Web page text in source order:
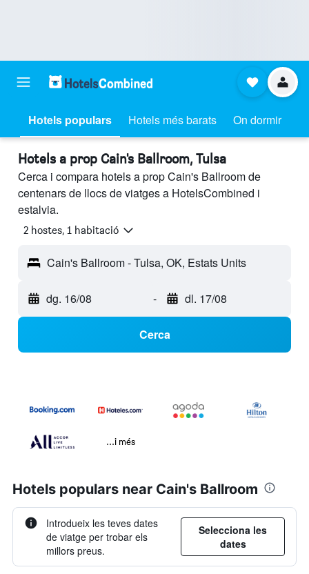
Hotels populars Hotels més barats On dormir
Hotels a prop Cain's Ballroom, Tulsa
Cerca i compara hotels a prop Cain's Ballroom de
centenars de llocs de viatges a HotelsCombined i
estalvia.
2 hostes, 1 habitació
Cain's Ballroom - Tulsa, OK, Estats Units
dg. 16/08 - dl. 17/08
Cerca
...i més
Hotels populars near Cain's Ballroom
Introdueix les teves dates
de viatge per trobar els
millors preus.
Selecciona les
dates